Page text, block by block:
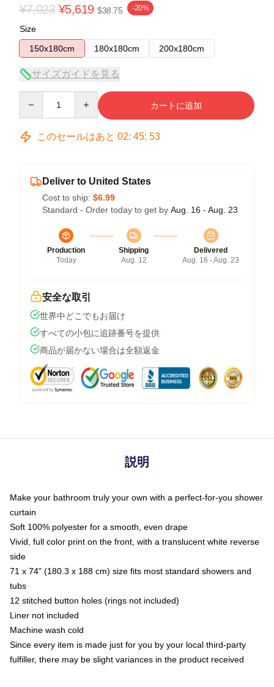
¥7,023 ¥5,619 $38.75 -20%
Size
150x180cm
180x180cm 200x180cm
サイズガイドを見る
カートに追加
このセールはあと 02: 45: 53
Deliver to United States
Cost to ship: $6.99
Standard - Order today to get by Aug. 16 - Aug. 23
Production
Today
Shipping
Aug. 12
Delivered
Aug. 16 - Aug. 23
安全な取引
世界中どこでもお届け
すべての小包に追跡番号を提供
商品が届かない場合は全額返金
説明
Make your bathroom truly your own with a perfect-for-you shower
curtain
Soft 100% polyester for a smooth, even drape
Vivid, full color print on the front, with a translucent white reverse
side
71 x 74" (180.3 x 188 cm) size fits most standard showers and
tubs
12 stitched button holes (rings not included)
Liner not included
Machine wash cold
Since every item is made just for you by your local third-party
fulfiller, there may be slight variances in the product received